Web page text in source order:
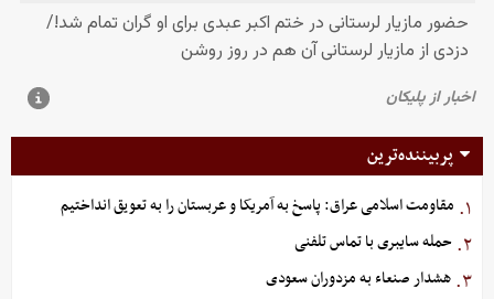
پربیننده‌ترین
۱. مقاومت اسلامی عراق: پاسخ به آمریکا و عربستان را به تعویق انداختیم
۲. حمله سایبری با تماس تلفنی
۳. هشدار صنعاء به مزدوران سعودی